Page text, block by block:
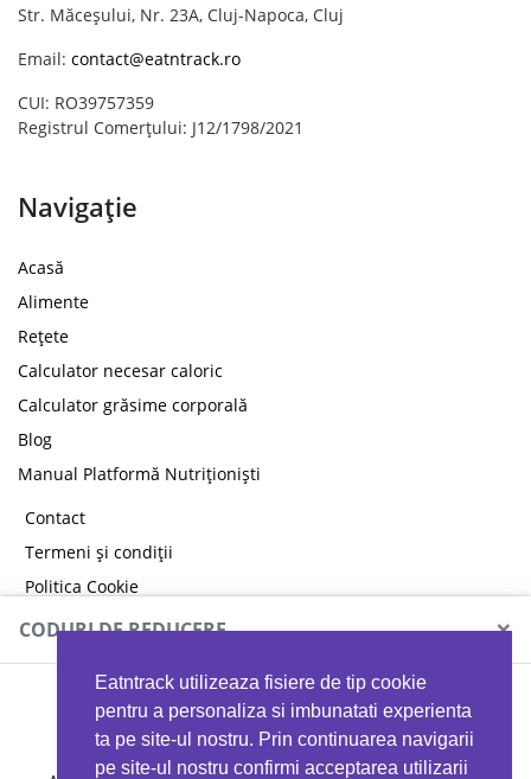
Eatntrack utilizeaza fisiere de tip cookie
pentru a personaliza si imbunatati experienta
ta pe site-ul nostru. Prin continuarea navigarii
pe site-ul nostru confirmi acceptarea utilizarii
Str. Măceșului, Nr. 23A, Cluj-Napoca, Cluj
Email: contact@eatntrack.ro
CUI: RO39757359
Registrul Comerțului: J12/1798/2021
Navigație
Acasă
Alimente
Rețete
Calculator necesar caloric
Calculator grăsime corporală
Blog
Manual Platformă Nutriționiști
Contact
Termeni și condiții
Politica Cookie
Politica de confidențialitate
CODURI DE REDUCERE ×
MYPROTEIN